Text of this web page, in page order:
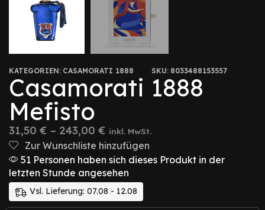
KATEGORIEN: CASAMORATI 1888 SKU: 8033488153557
Casamorati 1888
Mefisto
31,50 € – 243,00 € inkl. MwSt.
Zur Wunschliste hinzufügen
51 Personen haben sich dieses Produkt in der
letzten Stunde angesehen
Vsl. Lieferung: 07.08 - 12.08